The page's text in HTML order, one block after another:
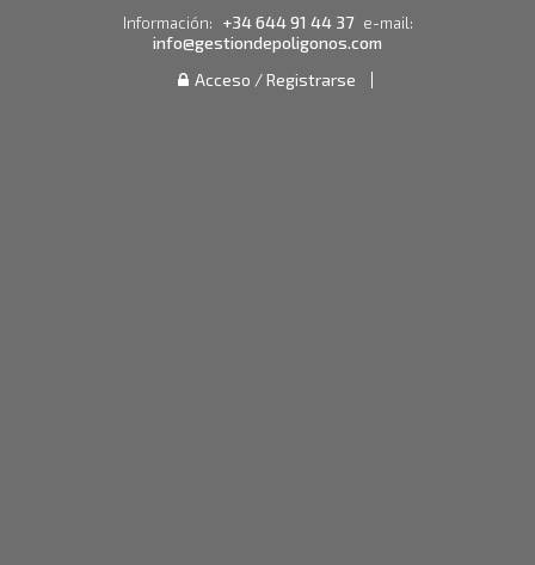
Información: +34 644 91 44 37 e-mail:
info@gestiondepoligonos.com
Acceso / Registrarse